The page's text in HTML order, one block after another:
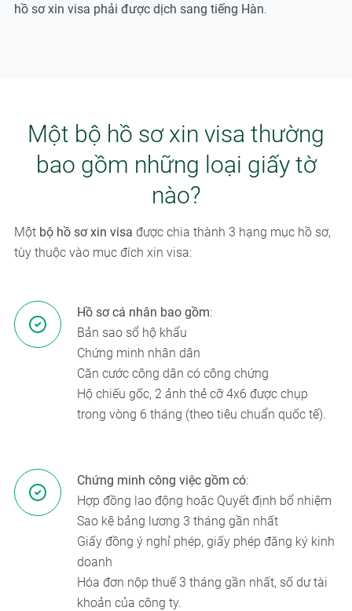
hồ sơ xin visa phải được dịch sang tiếng Hàn.
Một bộ hồ sơ xin visa thường
bao gồm những loại giấy tờ
nào?
Một bộ hồ sơ xin visa được chia thành 3 hạng mục hồ sơ,
tùy thuộc vào mục đích xin visa:
Hồ sơ cá nhân bao gồm:
Bản sao sổ hộ khẩu
Chứng minh nhân dân
Căn cước công dân có công chứng
Hộ chiếu gốc, 2 ảnh thẻ cỡ 4x6 được chụp
trong vòng 6 tháng (theo tiêu chuẩn quốc tế).
Chứng minh công việc gồm có:
Hợp đồng lao động hoặc Quyết định bổ nhiệm
Sao kê bảng lương 3 tháng gần nhất
Giấy đồng ý nghỉ phép, giấy phép đăng ký kinh
doanh
Hóa đơn nộp thuế 3 tháng gần nhất, số dư tài
khoản của công ty.